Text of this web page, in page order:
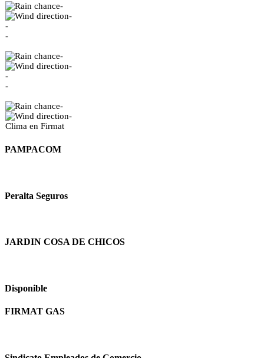
-
-
-
-
-
-
-
-
-
-
Clima en Firmat
PAMPACOM
Peralta Seguros
JARDIN COSA DE CHICOS
Disponible
FIRMAT GAS